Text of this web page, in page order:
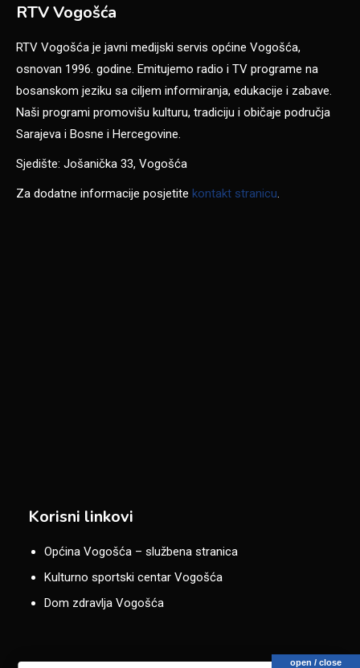
RTV Vogošća
RTV Vogošća je javni medijski servis općine Vogošća,
osnovan 1996. godine. Emitujemo radio i TV programe na
bosanskom jeziku sa ciljem informiranja, edukacije i zabave.
Naši programi promovišu kulturu, tradiciju i običaje područja
Sarajeva i Bosne i Hercegovine.
Sjedište: Jošanička 33, Vogošća
Za dodatne informacije posjetite kontakt stranicu
Korisni linkovi
Općina Vogošća – službena stranica
Kulturno sportski centar Vogošća
Dom zdravlja Vogošća
open / close